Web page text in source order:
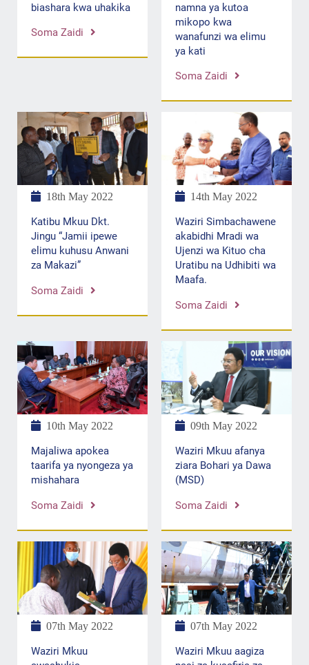
biashara kwa uhakika
Soma Zaidi
namna ya kutoa
mikopo kwa
wanafunzi wa elimu
ya kati
Soma Zaidi
18th May 2022
Katibu Mkuu Dkt.
Jingu “Jamii ipewe
elimu kuhusu Anwani
za Makazi”
Soma Zaidi
14th May 2022
Waziri Simbachawene
akabidhi Mradi wa
Ujenzi wa Kituo cha
Uratibu na Udhibiti wa
Maafa.
Soma Zaidi
10th May 2022
Majaliwa apokea
taarifa ya nyongeza ya
mishahara
Soma Zaidi
09th May 2022
Waziri Mkuu afanya
ziara Bohari ya Dawa
(MSD)
Soma Zaidi
07th May 2022
Waziri Mkuu
07th May 2022
Waziri Mkuu aagiza